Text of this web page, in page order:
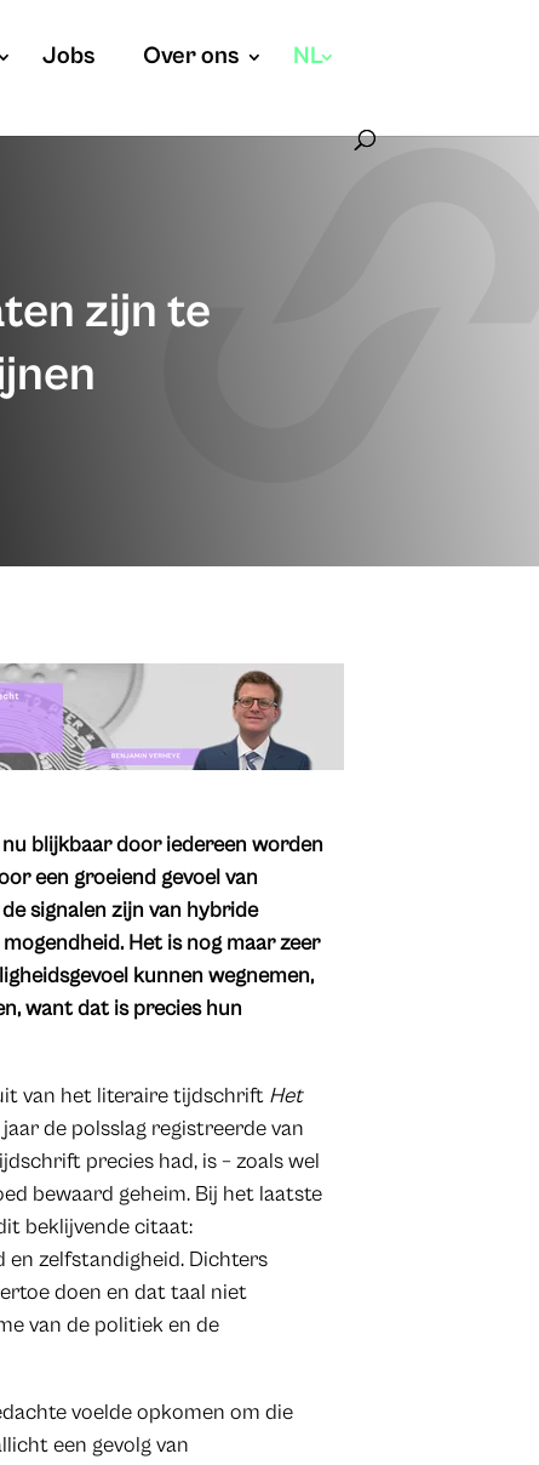
Jobs Over ons NL
zijn te
blijkbaar door iedereen worden
een groeiend gevoel van
signalen zijn van hybride
Het is nog maar zeer
kunnen wegnemen,
want dat is precies hun
van het literaire tijdschrift Het
de polsslag registreerde van
precies had, is – zoals wel
bewaard geheim. Bij het laatste
beklijvende citaat:
en zelfstandigheid. Dichters
doen en dat taal niet
van de politiek en de
voelde opkomen om die
een gevolg van